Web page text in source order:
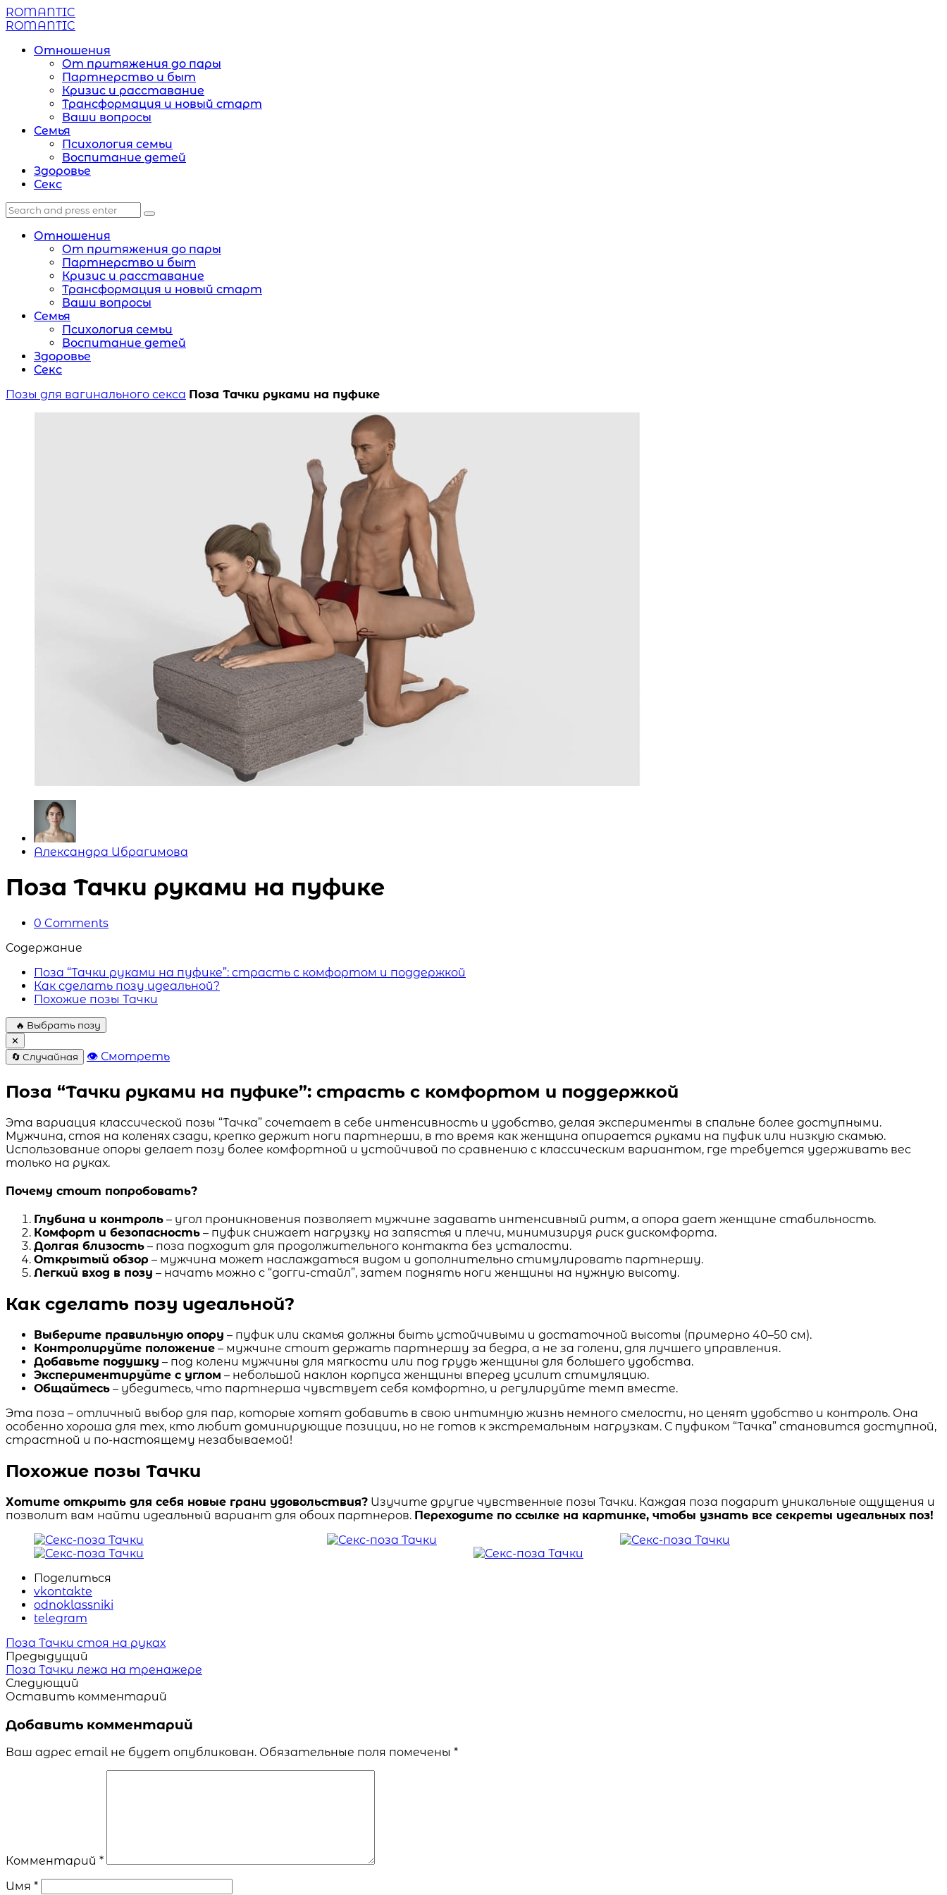
Menu
ROMANTIC
Search
Menu
ROMANTIC
Отношения
От притяжения до пары
Партнерство и быт
Кризис и расставание
Трансформация и новый старт
Ваши вопросы
Семья
Психология семьи
Воспитание детей
Здоровье
Секс
Search
Search
for:
Search
Отношения
От притяжения до пары
Партнерство и быт
Кризис и расставание
Трансформация и новый старт
Ваши вопросы
Семья
Психология семьи
Воспитание детей
Здоровье
Секс
Позы для вагинального секса Поза Тачки руками на пуфике
Posted
Александра Ибрагимова
Поза Тачки руками на пуфике
0 Comments
Содержание
Поза “Тачки руками на пуфике”: страсть с комфортом и поддержкой
Как сделать позу идеальной?
Похожие позы Тачки
🔥 Выбрать позу
✕
🔄 Случайная
👁 Смотреть
Поза “Тачки руками на пуфике”: страсть с комфортом и поддержкой
Эта вариация классической позы “Тачка” сочетает в себе интенсивность и удобство, делая эксперименты в спальне более доступными.
Мужчина, стоя на коленях сзади, крепко держит ноги партнерши, в то время как женщина опирается руками на пуфик или низкую скамью.
Использование опоры делает позу более комфортной и устойчивой по сравнению с классическим вариантом, где требуется удерживать вес
только на руках.
Почему стоит попробовать?
Глубина и контроль – угол проникновения позволяет мужчине задавать интенсивный ритм, а опора дает женщине стабильность.
Комфорт и безопасность – пуфик снижает нагрузку на запястья и плечи, минимизируя риск дискомфорта.
Долгая близость – поза подходит для продолжительного контакта без усталости.
Открытый обзор – мужчина может наслаждаться видом и дополнительно стимулировать партнершу.
Легкий вход в позу – начать можно с “догги-стайл”, затем поднять ноги женщины на нужную высоту.
Как сделать позу идеальной?
Выберите правильную опору – пуфик или скамья должны быть устойчивыми и достаточной высоты (примерно 40–50 см).
Контролируйте положение – мужчине стоит держать партнершу за бедра, а не за голени, для лучшего управления.
Добавьте подушку – под колени мужчины для мягкости или под грудь женщины для большего удобства.
Экспериментируйте с углом – небольшой наклон корпуса женщины вперед усилит стимуляцию.
Общайтесь – убедитесь, что партнерша чувствует себя комфортно, и регулируйте темп вместе.
Эта поза – отличный выбор для пар, которые хотят добавить в свою интимную жизнь немного смелости, но ценят удобство и контроль. Она
особенно хороша для тех, кто любит доминирующие позиции, но не готов к экстремальным нагрузкам. С пуфиком “Тачка” становится доступной,
страстной и по-настоящему незабываемой!
Похожие позы Тачки
Хотите открыть для себя новые грани удовольствия? Изучите другие чувственные позы Тачки. Каждая поза подарит уникальные ощущения и
позволит вам найти идеальный вариант для обоих партнеров. Переходите по ссылке на картинке, чтобы узнать все секреты идеальных поз!
Поделиться
vkontakte
odnoklassniki
telegram
Читать
похожие
статьи
Поза Тачки стоя на руках
Предыдущий
Поза Тачки лежа на тренажере
Следующий
Оставить комментарий
Добавить комментарий
Ваш адрес email не будет опубликован. Обязательные поля помечены *
Комментарий *
Имя *